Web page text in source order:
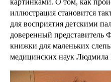
картинками. О том, как
иллюстрация становится
для восприятия детскими
доверенный
книжки для маленьких
медицинских наук